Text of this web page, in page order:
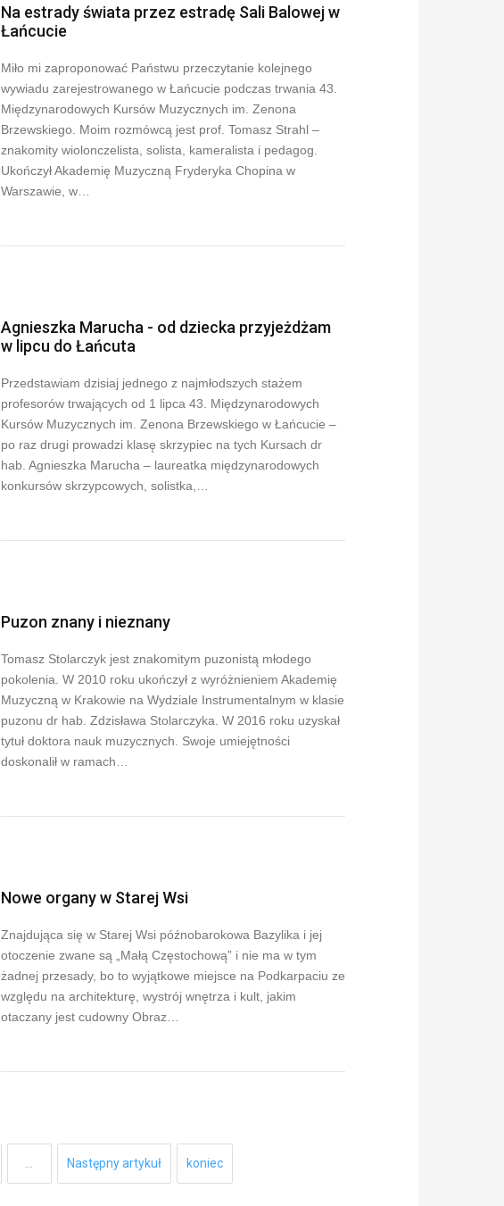
Na estrady świata przez estradę Sali Balowej w
Łańcucie
Miło mi zaproponować Państwu przeczytanie kolejnego
wywiadu zarejestrowanego w Łańcucie podczas trwania 43.
Międzynarodowych Kursów Muzycznych im. Zenona
Brzewskiego. Moim rozmówcą jest prof. Tomasz Strahl –
znakomity wiolonczelista, solista, kameralista i pedagog.
Ukończył Akademię Muzyczną Fryderyka Chopina w
Warszawie, w…
Agnieszka Marucha - od dziecka przyjeżdżam
w lipcu do Łańcuta
Przedstawiam dzisiaj jednego z najmłodszych stażem
profesorów trwających od 1 lipca 43. Międzynarodowych
Kursów Muzycznych im. Zenona Brzewskiego w Łańcucie –
po raz drugi prowadzi klasę skrzypiec na tych Kursach dr
hab. Agnieszka Marucha – laureatka międzynarodowych
konkursów skrzypcowych, solistka,…
Puzon znany i nieznany
Tomasz Stolarczyk jest znakomitym puzonistą młodego
pokolenia. W 2010 roku ukończył z wyróżnieniem Akademię
Muzyczną w Krakowie na Wydziale Instrumentalnym w klasie
puzonu dr hab. Zdzisława Stolarczyka. W 2016 roku uzyskał
tytuł doktora nauk muzycznych. Swoje umiejętności
doskonalił w ramach…
Nowe organy w Starej Wsi
Znajdująca się w Starej Wsi późnobarokowa Bazylika i jej
otoczenie zwane są „Małą Częstochową” i nie ma w tym
żadnej przesady, bo to wyjątkowe miejsce na Podkarpaciu ze
względu na architekturę, wystrój wnętrza i kult, jakim
otaczany jest cudowny Obraz…
Następny artykuł koniec